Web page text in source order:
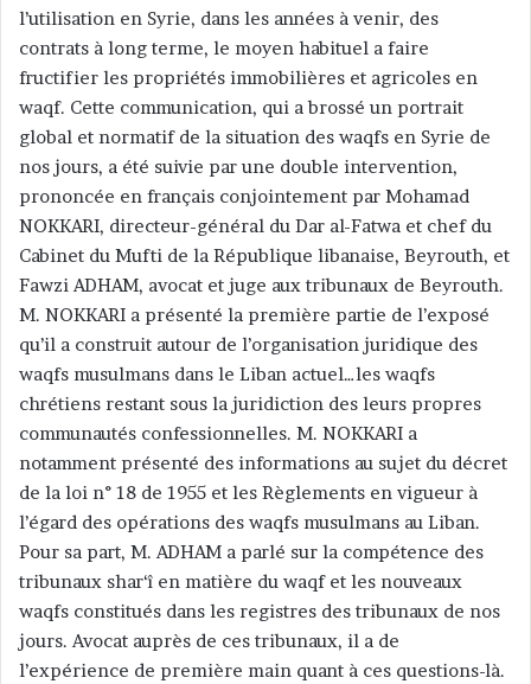
l’utilisation en Syrie, dans les années à venir, des
contrats à long terme, le moyen habituel a faire
fructifier les propriétés immobilières et agricoles en
waqf. Cette communication, qui a brossé un portrait
global et normatif de la situation des waqfs en Syrie de
nos jours, a été suivie par une double intervention,
prononcée en français conjointement par Mohamad
NOKKARI, directeur-général du Dar al-Fatwa et chef du
Cabinet du Mufti de la République libanaise, Beyrouth, et
Fawzi ADHAM, avocat et juge aux tribunaux de Beyrouth.
M. NOKKARI a présenté la première partie de l’exposé
qu’il a construit autour de l’organisation juridique des
waqfs musulmans dans le Liban actuel…les waqfs
chrétiens restant sous la juridiction des leurs propres
communautés confessionnelles. M. NOKKARI a
notamment présenté des informations au sujet du décret
de la loi n° 18 de 1955 et les Règlements en vigueur à
l’égard des opérations des waqfs musulmans au Liban.
Pour sa part, M. ADHAM a parlé sur la compétence des
tribunaux shar‘î en matière du waqf et les nouveaux
waqfs constitués dans les registres des tribunaux de nos
jours. Avocat auprès de ces tribunaux, il a de
l’expérience de première main quant à ces questions-là.